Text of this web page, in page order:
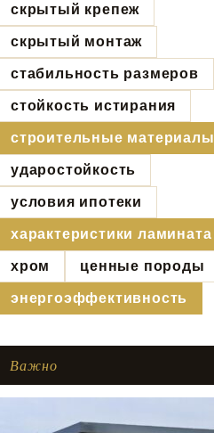
скрытый крепеж
скрытый монтаж
стабильность размеров
стойкость истирания
строительные материалы
ударостойкость
условия ипотеки
характеристики ламината
хром ценные породы
энергоэффективность
Важно